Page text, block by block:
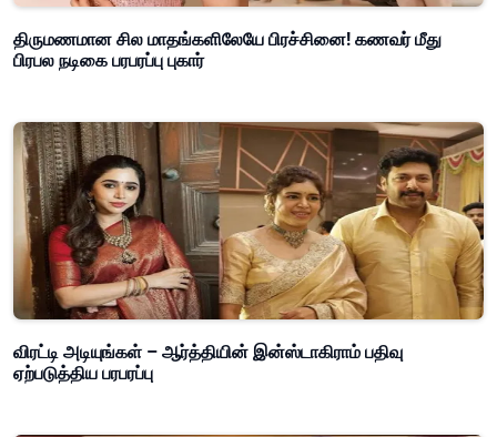
திருமணமான சில மாதங்களிலேயே பிரச்சினை! கணவர் மீது
பிரபல நடிகை பரபரப்பு புகார்
விரட்டி அடியுங்கள் – ஆர்த்தியின் இன்ஸ்டாகிராம் பதிவு
ஏற்படுத்திய பரபரப்பு